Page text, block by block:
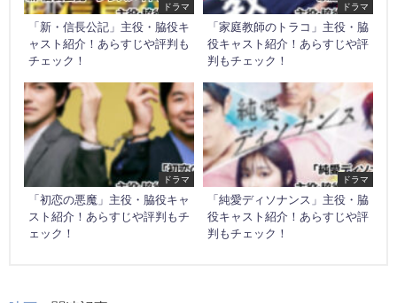
ドラマ
「新・信長公記」主役・脇役キ
ャスト紹介！あらすじや評判も
チェック！
ドラマ
「家庭教師のトラコ」主役・脇
役キャスト紹介！あらすじや評
判もチェック！
ドラマ
「初恋の悪魔」主役・脇役キャ
スト紹介！あらすじや評判もチ
ェック！
ドラマ
「純愛ディソナンス」主役・脇
役キャスト紹介！あらすじや評
判もチェック！